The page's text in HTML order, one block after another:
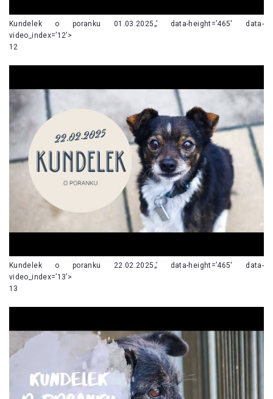
Kundelek o poranku 01.03.2025„’ data-height=’465′ data-
video_index=’12’>
12
Kundelek o poranku 22.02.2025„’ data-height=’465′ data-
video_index=’13’>
13